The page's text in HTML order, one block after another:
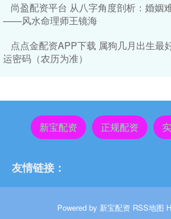
尚盈配资平台 从八字角度剖析：婚姻
——风水命理师王镜海
点点金配资APP下载 属狗几月出生最
运密码（农历为准）
新宝配资 正规配资
友情链接：
Powered by 新宝配资 RSS地图